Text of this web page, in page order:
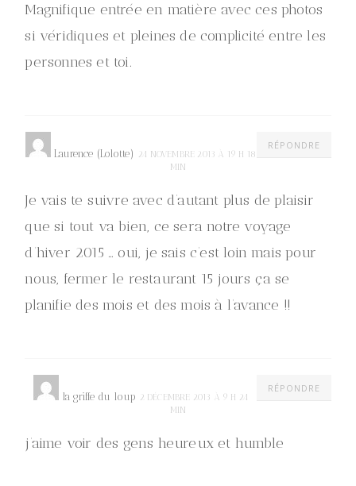
Magnifique entrée en matière avec ces photos
si véridiques et pleines de complicité entre les
personnes et toi.
RÉPONDRE
Laurence (Lolotte)
24 NOVEMBRE 2013 À 19 H 18
MIN
Je vais te suivre avec d’autant plus de plaisir
que si tout va bien, ce sera notre voyage
d’hiver 2015 … oui, je sais c’est loin mais pour
nous, fermer le restaurant 15 jours ça se
planifie des mois et des mois à l’avance !!
RÉPONDRE
la griffe du loup 2 DÉCEMBRE 2013 À 9 H 24
MIN
j’aime voir des gens heureux et humble